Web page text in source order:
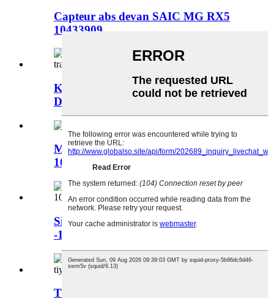
Capteur abs devan SAIC MG RX5
10433909
Kousinen wou dèyè SAIC MG RX5 –
De transmisyon -10094080
Manch pòt devan SAIC MG RX5
10172952
Sipò transmisyon SAIC MG RX5
-1.5T-AT 10450059-10095022
Tiyo èkondisyone SAIC MG RX5 –